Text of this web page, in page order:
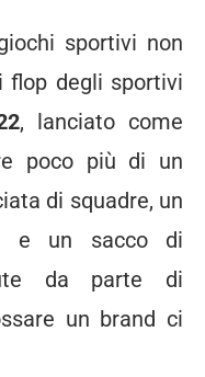
sportivi non
flop degli sportivi
, lanciato come
poco più di un
di squadre, un
e un sacco di
da parte di
un brand ci